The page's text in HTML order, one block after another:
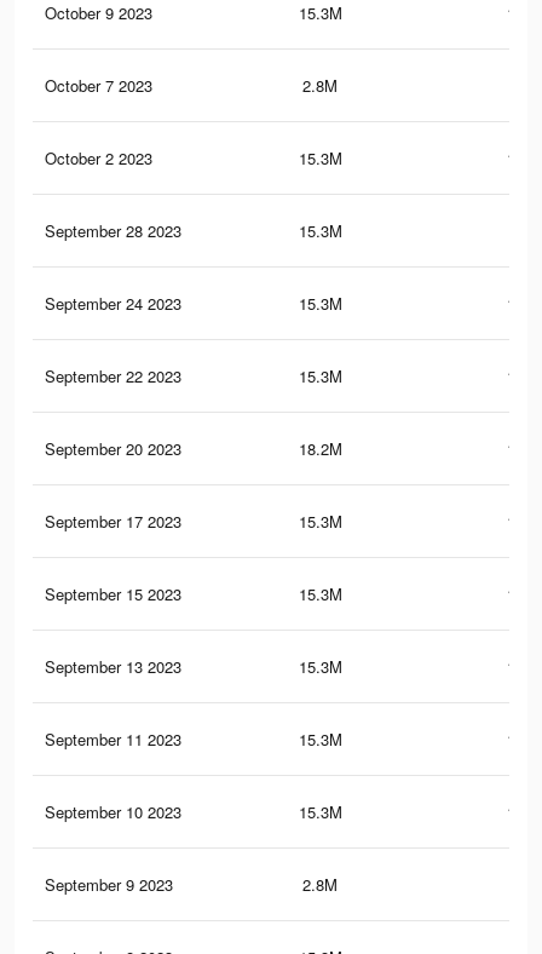
October 9 2023 15.3M
October 7 2023 2.8M
October 2 2023 15.3M
September 28 2023 15.3M
September 24 2023 15.3M
September 22 2023 15.3M
September 20 2023 18.2M
September 17 2023 15.3M
September 15 2023 15.3M
September 13 2023 15.3M
September 11 2023 15.3M
September 10 2023 15.3M
September 9 2023 2.8M